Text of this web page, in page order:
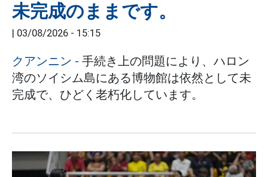
未完成のままです。
| 03/08/2026 - 15:15
クアンニン - 手続き上の問題により、ハロン
湾のソイシム島にある博物館は依然として未
完成で、ひどく老朽化しています。